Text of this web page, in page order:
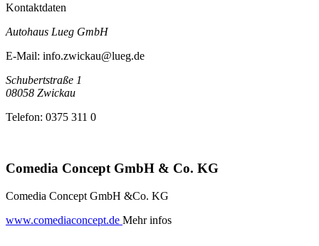
Kontaktdaten
Autohaus Lueg GmbH
E-Mail: info.zwickau@lueg.de
Schubertstraße 1
08058 Zwickau
Telefon: 0375 311 0
Comedia Concept GmbH & Co. KG
Comedia Concept GmbH &Co. KG
www.comediaconcept.de Mehr infos